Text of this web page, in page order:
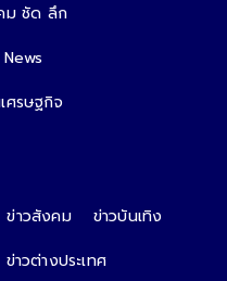
ม ชัด ลึก
ศรษฐกิจ
ข่าวสังคม
ข่าวบันเทิง
ข่าวต่างประเทศ